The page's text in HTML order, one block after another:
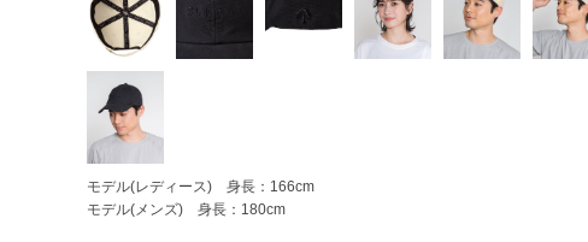
モデル(レディース) 身長：166cm
モデル(メンズ) 身長：180cm